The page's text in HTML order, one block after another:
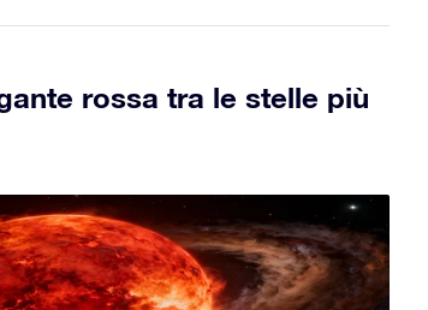
rossa tra le stelle più